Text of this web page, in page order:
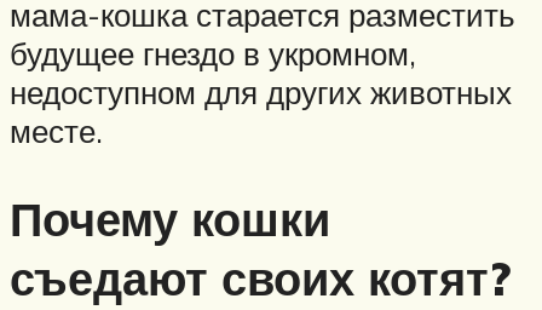
мама-кошка старается разместить
будущее гнездо в укромном,
недоступном для других животных
месте.
Почему кошки
съедают своих котят?